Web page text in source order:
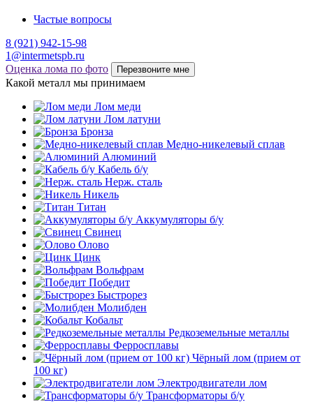
Частые вопросы
8 (921) 942-15-98
1@intermetspb.ru
Оценка лома по фото
Перезвоните мне
Какой металл мы принимаем
Лом меди
Лом латуни
Бронза
Медно-никелевый сплав
Алюминий
Кабель б/у
Нерж. сталь
Никель
Титан
Аккумуляторы б/у
Свинец
Олово
Цинк
Вольфрам
Победит
Быстрорез
Молибден
Кобальт
Редкоземельные металлы
Ферросплавы
Чёрный лом (прием от
100 кг)
Электродвигатели лом
Трансформаторы б/у